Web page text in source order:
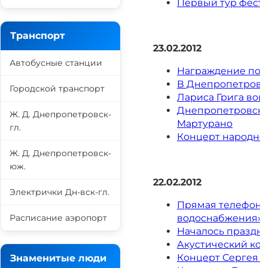
Первый тур
23.02.2012
Награждение
В
Лариса Грига
Мартурано
Концерт
22.02.2012
Прямая
Началось
Акустический
Концерт
Транспорт
Автобусные станции
Городской транспорт
Ж. Д. Днепропетровск-
гл.
Ж. Д. Днепропетровск-
юж.
Электрички Дн-вск-гл.
Расписание аэропорт
Знаменитые люди